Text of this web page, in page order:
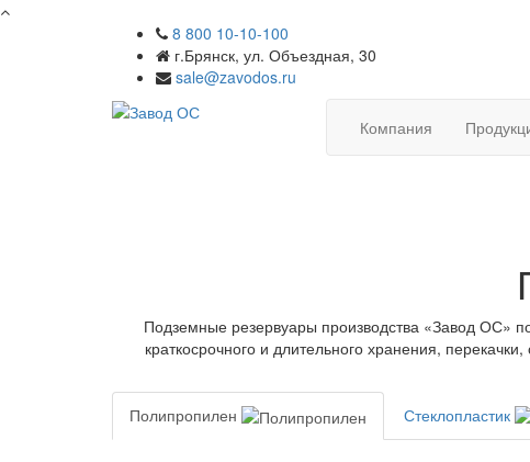
8 800 10-10-100
г.Брянск, ул. Объездная, 30
sale@zavodos.ru
Компания
Подземные резервуары производства «Завод ОС»
краткосрочного и длительного хранения,
Полипропилен Стеклопластик